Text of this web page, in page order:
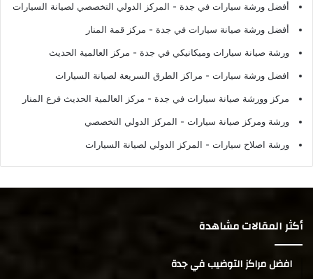
أفضل ورشة سيارات في جدة - المركز الدولي التخصصي لصيانة السيارات
أفضل ورشة صيانة سيارات في جدة - مركز قمة المنار
ورشة صيانة سيارات وميكانيكي في جدة - مركز العالمية الحديث
افضل ورشة سيارات - مراكز الطرق السريعة لصيانة السيارات
مركز وورشة صيانة سيارات في جدة - مركز العالمية الحديث فرع المنار
ورشة ومركز صيانة سيارات - المركز الدولي التخصصي
ورشة اصلاح سيارات - المركز الدولي لصيانة السيارات
أكثر المقالات مشاهدة
افضل مراكز التوضيب في جدة